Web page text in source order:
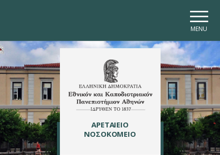
MENU
ΑΡΕΤΑΙΕΙΟ
ΝΟΣΟΚΟΜΕΙΟ